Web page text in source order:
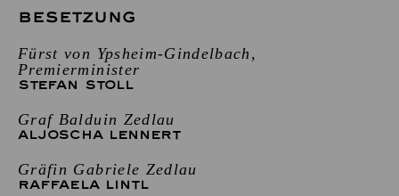
BESETZUNG
Fürst von Ypsheim-Gindelbach,
Premierminister
STEFAN STOLL
Graf Balduin Zedlau
ALJOSCHA LENNERT
Gräfin Gabriele Zedlau
RAFFAELA LINTL